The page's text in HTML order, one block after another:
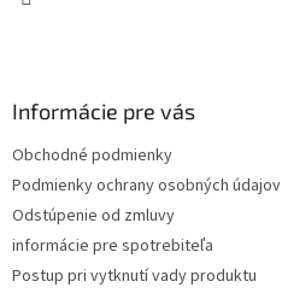
Informácie pre vás
Obchodné podmienky
Podmienky ochrany osobných údajov
Odstúpenie od zmluvy
informácie pre spotrebiteľa
Postup pri vytknutí vady produktu